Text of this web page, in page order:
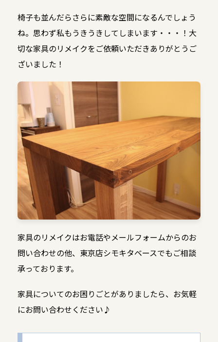
椅子も並んだらさらに素敵な空間になるんでしょう
ね。思わず私もうきうきしてしまいます・・・！大
切な家具のリメイクをご依頼いただきありがとうご
ざいました！
家具のリメイクはお電話やメールフォームからのお
問い合わせの他、東京店シモキタベースでもご相談
承っております。
家具についてのお困りごとがありましたら、お気軽
にお問い合わせください♪